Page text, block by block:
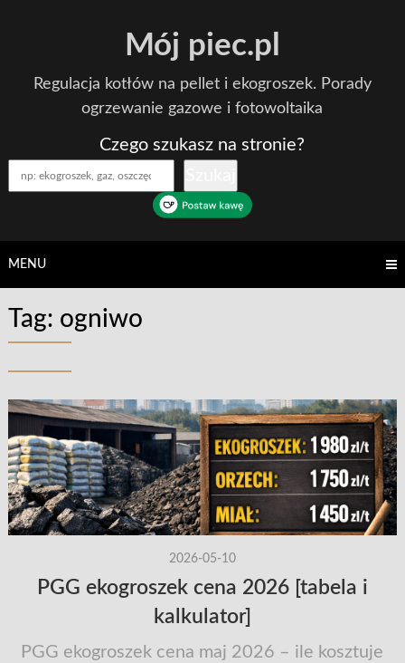
Mój piec.pl
Regulacja kotłów na pellet i ekogroszek. Porady
ogrzewanie gazowe i fotowoltaika
Czego szukasz na stronie?
MENU
Tag: ogniwo
2026-05-10
PGG ekogroszek cena 2026 [tabela i
kalkulator]
PGG ekogroszek cena maj 2026 – ile kosztuje